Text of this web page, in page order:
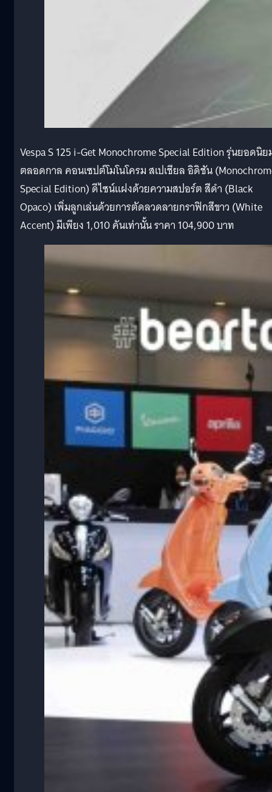
Vespa S 125 i-Get Monochrome Special Edition รุ่นยอดนิ
ตลอดกาล คอนเซปต์โมโนโครม สเปเชียล อิดิชัน
Special Edition) ดีไซน์แฝงด้วยความสปอร์ต สีดํา (Black
Opaco) เพิ่มลูกเล่นด้วยการตัดลวดลายกราฟิกสีขาว (White
Accent) มีเพียง 1,010 คันเท่านั้น ราคา 104,900 บาท